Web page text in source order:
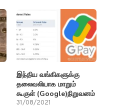
இந்திய வங்கிகளுக்கு
தலைவலியாக மாறும்
கூகுள் (Google)நிறுவனம்
31/08/2021